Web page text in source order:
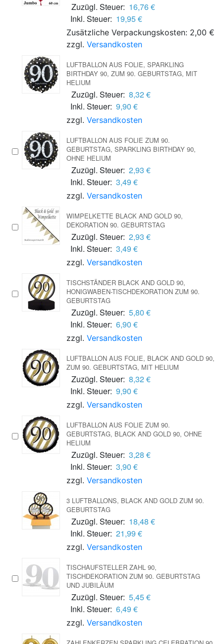
Zuzügl. Steuer: 16,76 €
Inkl. Steuer: 19,95 €
Zusätzliche Verpackungskosten: 2,00 €
zzgl. Versandkosten
LUFTBALLON AUS FOLIE, SPARKLING
BIRTHDAY 90, ZUM 90. GEBURTSTAG, MIT
HELIUM
Zuzügl. Steuer: 8,32 €
Inkl. Steuer: 9,90 €
zzgl. Versandkosten
LUFTBALLON AUS FOLIE ZUM 90.
GEBURTSTAG, SPARKLING BIRTHDAY 90,
OHNE HELIUM
Zuzügl. Steuer: 2,93 €
Inkl. Steuer: 3,49 €
zzgl. Versandkosten
WIMPELKETTE BLACK AND GOLD 90,
DEKORATION 90. GEBURTSTAG
Zuzügl. Steuer: 2,93 €
Inkl. Steuer: 3,49 €
zzgl. Versandkosten
TISCHSTÄNDER BLACK AND GOLD 90,
HONIGWABEN-TISCHDEKORATION ZUM 90.
GEBURTSTAG
Zuzügl. Steuer: 5,80 €
Inkl. Steuer: 6,90 €
zzgl. Versandkosten
LUFTBALLON AUS FOLIE, BLACK AND GOLD 90,
ZUM 90. GEBURTSTAG, MIT HELIUM
Zuzügl. Steuer: 8,32 €
Inkl. Steuer: 9,90 €
zzgl. Versandkosten
LUFTBALLON AUS FOLIE ZUM 90.
GEBURTSTAG, BLACK AND GOLD 90, OHNE
HELIUM
Zuzügl. Steuer: 3,28 €
Inkl. Steuer: 3,90 €
zzgl. Versandkosten
3 LUFTBALLONS, BLACK AND GOLD ZUM 90.
GEBURTSTAG
Zuzügl. Steuer: 18,48 €
Inkl. Steuer: 21,99 €
zzgl. Versandkosten
TISCHAUFSTELLER ZAHL 90,
TISCHDEKORATION ZUM 90. GEBURTSTAG
UND JUBILÄUM
Zuzügl. Steuer: 5,45 €
Inkl. Steuer: 6,49 €
zzgl. Versandkosten